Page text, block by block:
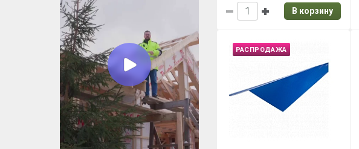
В корзину
РАСПРОДАЖА